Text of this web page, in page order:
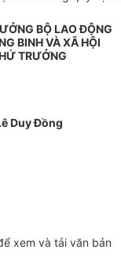
BỘ LAO ĐỘNG
BINH VÀ XÃ HỘI
TRƯỞNG
Duy Đồng
xem và tải văn bản